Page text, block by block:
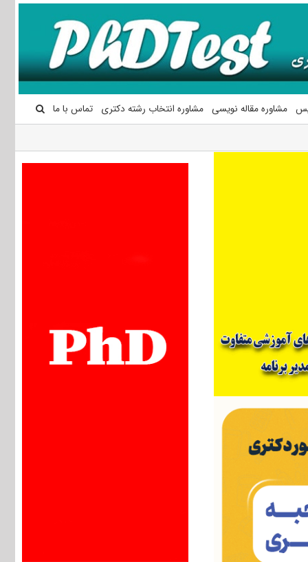
مشاوره مقاله نویسی مشاوره انتخاب رشته دکتری تماس با ما